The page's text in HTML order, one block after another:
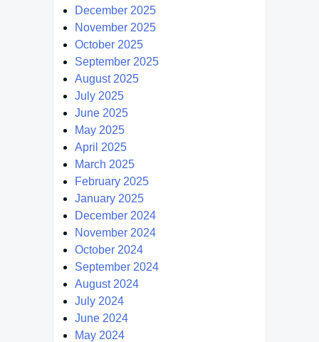
December 2025
November 2025
October 2025
September 2025
August 2025
July 2025
June 2025
May 2025
April 2025
March 2025
February 2025
January 2025
December 2024
November 2024
October 2024
September 2024
August 2024
July 2024
June 2024
May 2024